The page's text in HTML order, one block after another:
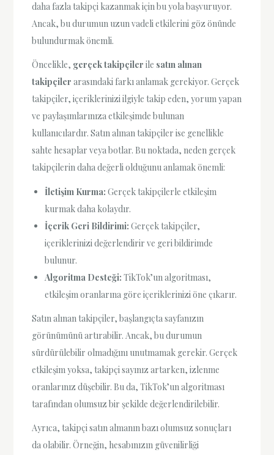
daha fazla takipçi kazanmak için bu yola başvuruyor.
Ancak, bu durumun uzun vadeli etkilerini göz önünde
bulundurmak önemli.
Öncelikle, gerçek takipçiler ile satın alınan
takipçiler arasındaki farkı anlamak gerekiyor. Gerçek
takipçiler, içeriklerinizi ilgiyle takip eden, yorum yapan
ve paylaşımlarınıza etkileşimde bulunan
kullanıcılardır. Satın alınan takipçiler ise genellikle
sahte hesaplar veya botlar. Bu noktada, neden gerçek
takipçilerin daha değerli olduğunu anlamak önemli:
İletişim Kurma: Gerçek takipçilerle etkileşim
kurmak daha kolaydır.
İçerik Geri Bildirimi: Gerçek takipçiler,
içeriklerinizi değerlendirir ve geri bildirimde
bulunur.
Algoritma Desteği: TikTok’un algoritması,
etkileşim oranlarına göre içeriklerinizi öne çıkarır.
Satın alınan takipçiler, başlangıçta sayfanızın
görünümünü artırabilir. Ancak, bu durumun
sürdürülebilir olmadığını unutmamak gerekir. Gerçek
etkileşim yoksa, takipçi sayınız artarken, izlenme
oranlarınız düşebilir. Bu da, TikTok’un algoritması
tarafından olumsuz bir şekilde değerlendirilebilir.
Ayrıca, takipçi satın almanın bazı olumsuz sonuçları
da olabilir. Örneğin, hesabınızın güvenilirliği